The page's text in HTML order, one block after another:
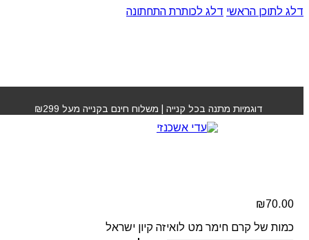
דלג לתוכן הראשי דלג לכותרת התחתונה
דוגמיות מתנה בכל קנייה | משלוח חינם בקנייה מעל ₪299
קרם חימר מט לואיזה קיון
₪70.00
כמות של קרם חימר מט לואיזה קיון ישראל